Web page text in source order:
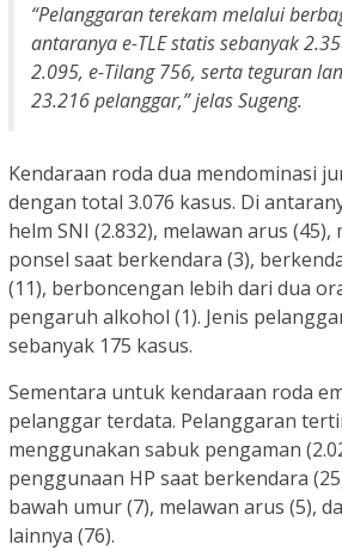
“Pelanggaran terekam melalui
antaranya e-TLE statis sebanyak
2.095, e-Tilang 756, serta teguran
23.216 pelanggar,” jelas Sugeng.
Kendaraan roda dua mendominasi
dengan total 3.076 kasus. Di
helm SNI (2.832), melawan arus
ponsel saat berkendara (3),
(11), berboncengan lebih dari dua
pengaruh alkohol (1). Jenis
sebanyak 175 kasus.
Sementara untuk kendaraan roda
pelanggar terdata. Pelanggaran
menggunakan sabuk pengaman
penggunaan HP saat berkendara
bawah umur (7), melawan arus (5),
lainnya (76).